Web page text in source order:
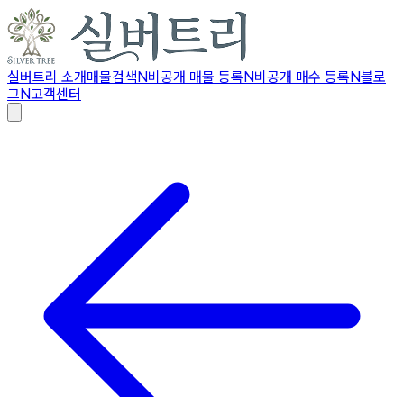
실버트리 소개매물검색N비공개 매물 등록N비공개 매수 등록N블로
그N고객센터